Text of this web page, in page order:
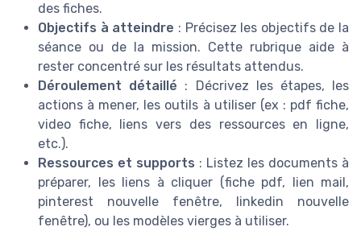
des fiches.
Objectifs à atteindre : Précisez les objectifs de la
séance ou de la mission. Cette rubrique aide à
rester concentré sur les résultats attendus.
Déroulement détaillé : Décrivez les étapes, les
actions à mener, les outils à utiliser (ex : pdf fiche,
video fiche, liens vers des ressources en ligne,
etc.).
Ressources et supports : Listez les documents à
préparer, les liens à cliquer (fiche pdf, lien mail,
pinterest nouvelle fenêtre, linkedin nouvelle
fenêtre), ou les modèles vierges à utiliser.